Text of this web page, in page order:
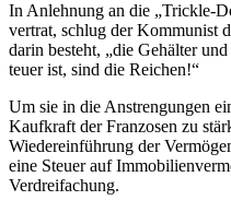
In Anlehnung an die „Trickle-
vertrat, schlug der Kommunist
darin besteht, „die Gehälter
teuer ist, sind die Reichen!“
Um sie in die Anstrengungen
Kaufkraft der Franzosen zu
Wiedereinführung der
eine Steuer auf
Verdreifachung.